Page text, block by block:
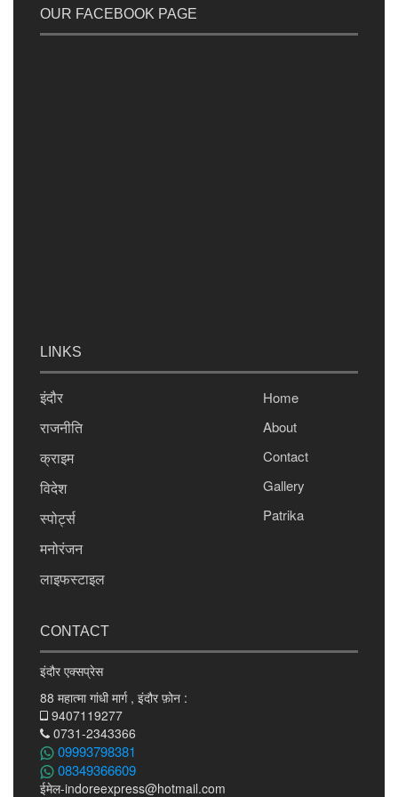
OUR FACEBOOK PAGE
LINKS
इंदौर
राजनीति
क्राइम
विदेश
स्पोर्ट्स
मनोरंजन
लाइफस्टाइल
Home
About
Contact
Gallery
Patrika
CONTACT
इंदौर एक्सप्रेस
88 महात्मा गांधी मार्ग , इंदौर फ़ोन :
9407119277
0731-2343366
09993798381
08349366609
ईमेल-indoreexpress@hotmail.com